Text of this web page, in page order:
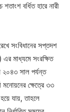
বর্ধিত হারে নারী
সংবিধানের সপ্তদশ
মাধ্যমে সংরক্ষিত
২০৪৩ সাল পর্যন্ত
মনোয়নের ক্ষেত্রে ৩৩
যায়, তাহলে